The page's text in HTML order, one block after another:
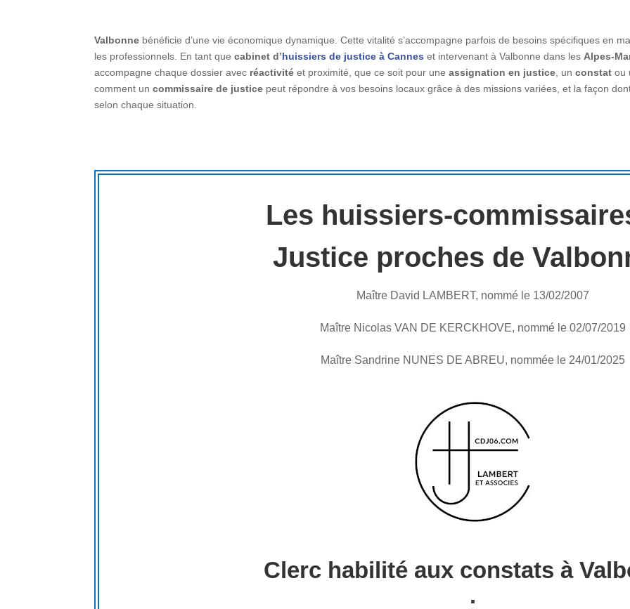
Valbonne bénéficie d’une vie économique dynamique. Cette vitalité s’accompagne parfois de besoins spécifiques en
les professionnels. En tant quecabinet d’huissiers de justice à Cannes et intervenant à Valbonne dans lesAlpes-
accompagne chaque dossier avec réactivité et proximité, que ce soit pour uneassignation en justice, unconstat ou
comment uncommissaire de justice peut répondre à vos besoins locaux grâce à des missions variées, et la façon
selon chaque situation.
Les huissiers-
Justice proches de
Maître David LAMBERT, nommé le 13/02/2007
Maître Nicolas VAN DE KERCKHOVE, nommé le 02/07/2019
Maître Sandrine NUNES DE ABREU, nommée le 24/01/2025
Clerc habilité aux constats à